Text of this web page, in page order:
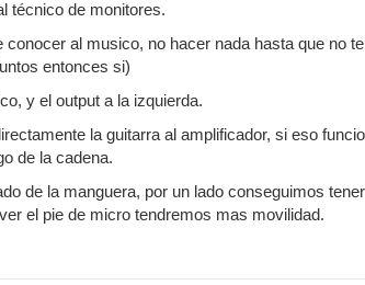
técnico de monitores.
al musico, no hacer nada hasta que no
entonces si)
y el output a la izquierda.
la guitarra al amplificador, si eso
de la cadena.
de la manguera, por un lado conseguimos
el pie de micro tendremos mas movilidad.